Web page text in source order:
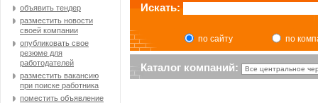
объявить тендер
разместить новости
своей компании
опубликовать свое
резюме для
работодателей
разместить вакансию
при поиске работника
поместить объявление
Искать:
по сайту по
Каталог компаний: